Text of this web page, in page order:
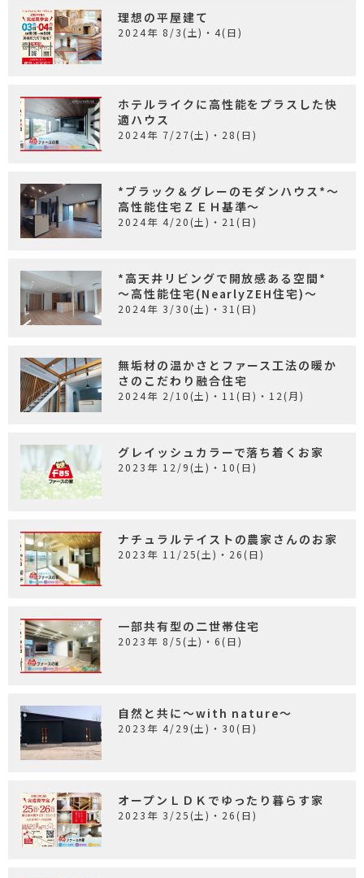
理想の平屋建て
2024年 8/3(土)・4(日)
ホテルライクに高性能をプラスした快
適ハウス
2024年 7/27(土)・28(日)
*ブラック＆グレーのモダンハウス*～
高性能住宅ＺＥＨ基準～
2024年 4/20(土)・21(日)
*高天井リビングで開放感ある空間*
～高性能住宅(NearlyZEH住宅)～
2024年 3/30(土)・31(日)
無垢材の温かさとファース工法の暖か
さのこだわり融合住宅
2024年 2/10(土)・11(日)・12(月)
グレイッシュカラーで落ち着くお家
2023年 12/9(土)・10(日)
ナチュラルテイストの農家さんのお家
2023年 11/25(土)・26(日)
一部共有型の二世帯住宅
2023年 8/5(土)・6(日)
自然と共に～with nature～
2023年 4/29(土)・30(日)
オープンＬＤＫでゆったり暮らす家
2023年 3/25(土)・26(日)